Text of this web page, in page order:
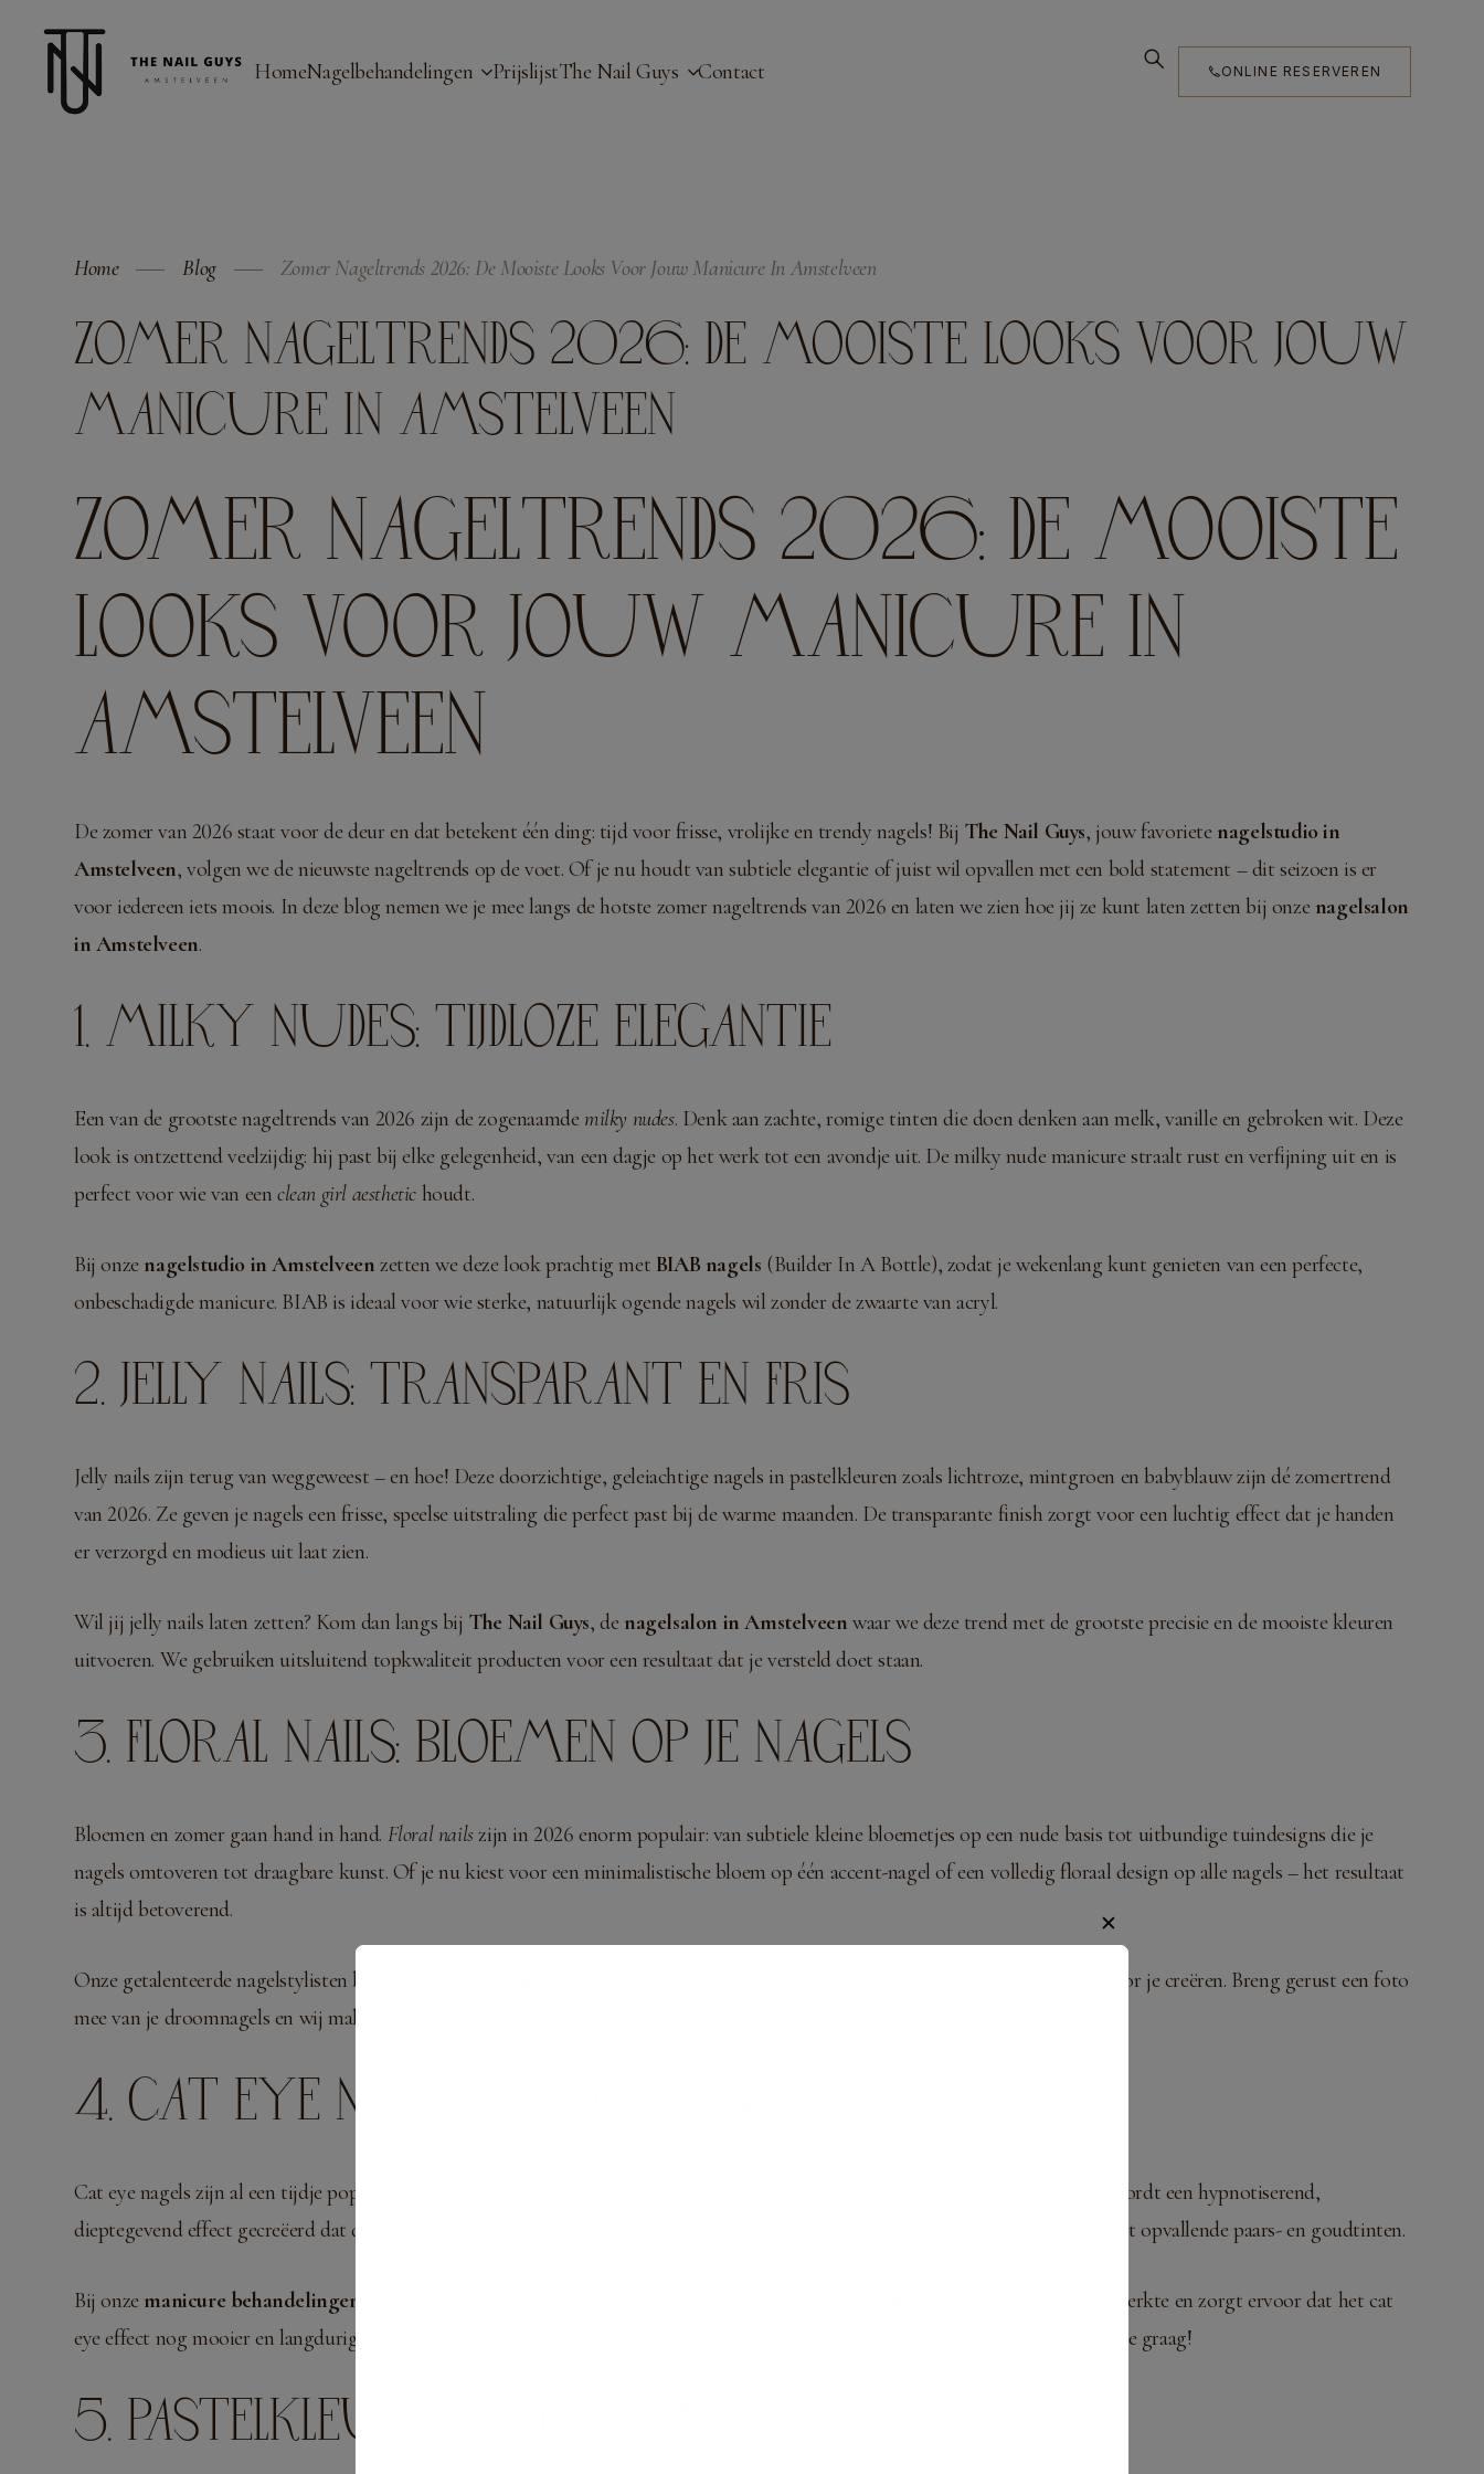
HomeNagelbehandelingen PrijslijstThe Nail Guys Contact ONLINE RESERVEREN
Home Blog Zomer Nageltrends 2026: De Mooiste Looks Voor Jouw Manicure In Amstelveen
ZOMER NAGELTRENDS 2026: DE MOOISTE LOOKS VOOR JOUW
MANICURE IN AMSTELVEEN
ZOMER NAGELTRENDS 2026: DE MOOISTE
LOOKS VOOR JOUW MANICURE IN
AMSTELVEEN
De zomer van 2026 staat voor de deur en dat betekent één ding: tijd voor frisse, vrolijke en trendy nagels! Bij The Nail Guys, jouw favoriete nagelstudio in
Amstelveen, volgen we de nieuwste nageltrends op de voet. Of je nu houdt van subtiele elegantie of juist wil opvallen met een bold statement – dit seizoen is er
voor iedereen iets moois. In deze blog nemen we je mee langs de hotste zomer nageltrends van 2026 en laten we zien hoe jij ze kunt laten zetten bij onze nagelsalon
in Amstelveen.
1. MILKY NUDES: TIJDLOZE ELEGANTIE
Een van de grootste nageltrends van 2026 zijn de zogenaamde milky nudes. Denk aan zachte, romige tinten die doen denken aan melk, vanille en gebroken wit. Deze
look is ontzettend veelzijdig: hij past bij elke gelegenheid, van een dagje op het werk tot een avondje uit. De milky nude manicure straalt rust en verfijning uit en is
perfect voor wie van eenclean girl aesthetic houdt.
Bij onze nagelstudio in Amstelveen zetten we deze look prachtig met BIAB nagels (Builder In A Bottle), zodat je wekenlang kunt genieten van een perfecte,
onbeschadigde manicure. BIAB is ideaal voor wie sterke, natuurlijk ogende nagels wil zonder de zwaarte van acryl.
2. JELLY NAILS: TRANSPARANT EN FRIS
Jelly nails zijn terug van weggeweest – en hoe! Deze doorzichtige, geleiachtige nagels in pastelkleuren zoals lichtroze, mintgroen en babyblauw zijn dé zomertrend
van 2026. Ze geven je nagels een frisse, speelse uitstraling die perfect past bij de warme maanden. De transparante finish zorgt voor een luchtig effect dat je handen
er verzorgd en modieus uit laat zien.
Wil jij jelly nails laten zetten? Kom dan langs bij The Nail Guys, de nagelsalon in Amstelveen waar we deze trend met de grootste precisie en de mooiste kleuren
uitvoeren. We gebruiken uitsluitend topkwaliteit producten voor een resultaat dat je versteld doet staan.
3. FLORAL NAILS: BLOEMEN OP JE NAGELS
Bloemen en zomer gaan hand in hand. Floral nailszijn in 2026 enorm populair: van subtiele kleine bloemetjes op een nude basis tot uitbundige tuindesigns die je
nagels omtoveren tot draagbare kunst. Of je nu kiest voor een minimalistische bloem op één accent-nagel of een volledig floraal design op alle nagels – het resultaat
is altijd betoverend.
Onze getalenteerde nagelstylisten bij
zijn gespecialiseerd in nail art en kunnen elk gewenst design voor je creëren. Breng gerust een foto
mee van je droomnagels en wij maken het werkelijkheid!
4. CAT EYE NAGELS: MAGNETISCH MOOI
Cat eye nagels zijn al een tijdje populair, maar in 2026 bereiken ze een nieuw hoogtepunt. Met behulp van een speciaal magneet wordt een hypnotiserend,
dieptegevend effect gecreëerd dat doet denken aan de ogen van een kat. De kleuren variëren van klassiek zwart en donkergroen tot opvallende paars- en goudtinten.
Bij onze manicure behandelingen in Amstelveen
. BIAB geeft extra sterkte en zorgt ervoor dat het cat
eye effect nog mooier en langduriger tot zijn recht komt. Wil je weten welke optie het beste bij jou past? Onze experts adviseren je graag!
5. PASTELKLEUREN: ZACHT EN ZOMERS
✕